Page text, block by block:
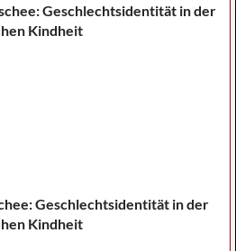
Geschlechtsidentität in der
Kindheit